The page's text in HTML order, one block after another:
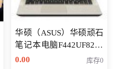
华硕（ASUS）华硕顽石
笔记本电脑F442UF8250
八代独显轻薄办公商务
0.00 库存0